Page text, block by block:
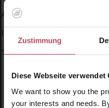
Zustimmung
Diese Webseite verwendet
We want to show you the
your interests and needs.
Anwendung
Inhaltsstoffe
Specials